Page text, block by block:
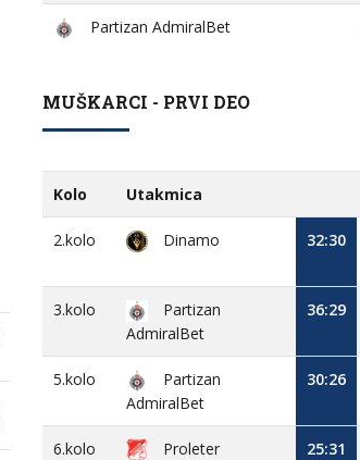
Partizan AdmiralBet
MUŠKARCI - PRVI DEO
Kolo Utakmica
2.kolo Dinamo 32:30
3.kolo
Partizan
AdmiralBet
36:29
5.kolo
Partizan
AdmiralBet
30:26
6.kolo Proleter 25:31